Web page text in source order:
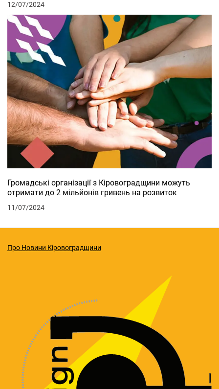
12/07/2024
Громадські організації з Кіровоградщини можуть
отримати до 2 мільйонів гривень на розвиток
11/07/2024
Про Новини Кіровоградщини